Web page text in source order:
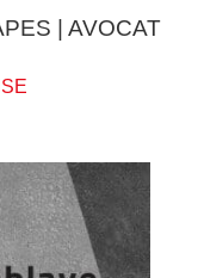
| AVOCAT